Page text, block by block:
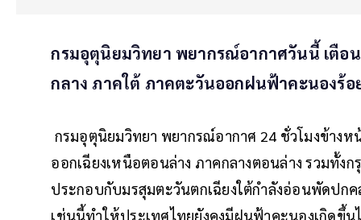
กรมอุตุนิยมวิทยา พยากรณ์อากาศวันนี้ เตื
กลาง ภาคใต้ ภาคตะวันออกฝนฟ้าคะนองร้
กรมอุตุนิยมวิทยา พยากรณ์อากาศ 24 ชั่วโมงข้าง
ออกเฉียงเหนือตอนล่าง ภาคกลางตอนล่าง รวมทั้
ประกอบกับมรสุมตะวันตกเฉียงใต้กำลังอ่อนพัดปก
เช่นนี้ทำให้ประเทศไทยยังคงมีฝนฟ้าคะนองเกิดขึ้